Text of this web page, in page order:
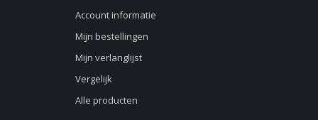
Account informatie
Mijn bestellingen
Mijn verlanglijst
Vergelijk
Alle producten